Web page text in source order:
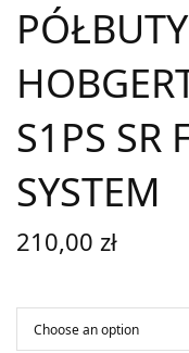
S1PS SR
SYSTEM
210,00 zł